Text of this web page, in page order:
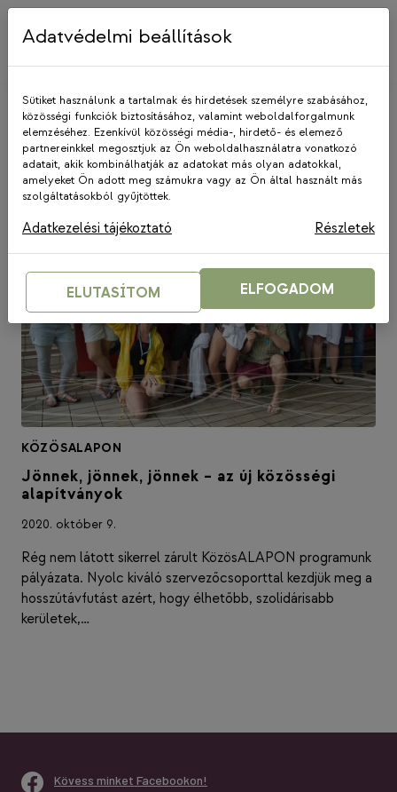
Skip
Zugló
KÖZÖSALAPON
Jönnek, jönnek, jönnek – az új közösségi
alapítványok
2020. október 9.
Rég nem látott sikerrel zárult KözösALAPON programunk
pályázata. Nyolc kiváló szervezőcsoporttal kezdjük meg a
hosszútávfutást azért, hogy élhetőbb, szolidárisabb
kerületek,…
Kövess minket Facebookon!
Adatvédelmi beállítások
Sütiket használunk a tartalmak és hirdetések személyre szabásához,
közösségi funkciók biztosításához, valamint weboldalforgalmunk
elemzéséhez. Ezenkívül közösségi média-, hirdető- és elemező
partnereinkkel megosztjuk az Ön weboldalhasználatra vonatkozó
adatait, akik kombinálhatják az adatokat más olyan adatokkal,
amelyeket Ön adott meg számukra vagy az Ön által használt más
szolgáltatásokból gyűjtöttek.
Adatkezelési tájékoztató Részletek
ELUTASÍTOM ELFOGADOM